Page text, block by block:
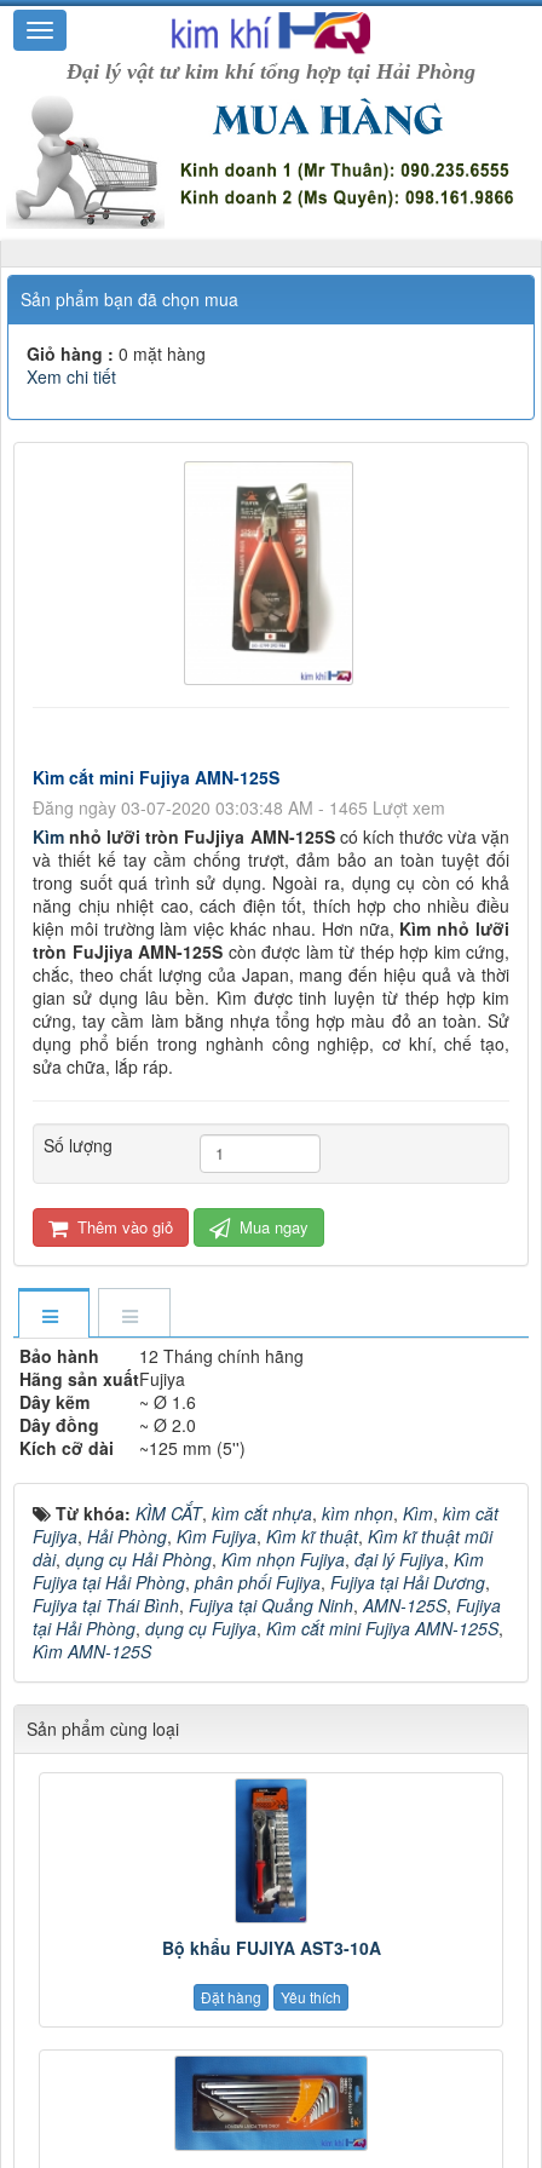
Đại lý vật tư kim khí tổng hợp tại Hải Phòng
Sản phẩm bạn đã chọn mua
Giỏ hàng : 0 mặt hàng
Xem chi tiết
Kìm cắt mini Fujiya AMN-125S
Đăng ngày 03-07-2020 03:03:48 AM - 1465 Lượt xem
Kìm nhỏ lưỡi tròn FuJjiya AMN-125Scó kích thước vừa vặn
và thiết kế tay cầm chống trượt, đảm bảo an toàn tuyệt đối
trong suốt quá trình sử dụng. Ngoài ra, dụng cụ còn có khả
năng chịu nhiệt cao, cách điện tốt, thích hợp cho nhiều điều
kiện môi trường làm việc khác nhau. Hơn nữa, Kìm nhỏ lưỡi
tròn FuJjiya AMN-125S còn được làm từ thép hợp kim cứng,
chắc, theo chất lượng của Japan, mang đến hiệu quả và thời
gian sử dụng lâu bền. Kìm được tinh luyện từ thép hợp kim
cứng, tay cầm làm bằng nhựa tổng hợp màu đỏ an toàn. Sử
dụng phổ biến trong nghành công nghiệp, cơ khí, chế tạo,
sửa chữa, lắp ráp.
Số lượng
Thêm vào giỏ Mua ngay
Bảo hành
12 Tháng chính hãng
Hãng sản xuấtFujiya
Dây kẽm
~ Ø 1.6
Dây đồng
~ Ø 2.0
Kích cỡ dài
~125 mm (5'')
Từ khóa: KÌM CẮT, kìm cắt nhựa, kìm nhọn, Kìm, kìm căt
Fujiya, Hải Phòng, Kìm Fujiya, Kìm kĩ thuật, Kìm kĩ thuật mũi
dài, dụng cụ Hải Phòng, Kìm nhọn Fujiya, đại lý Fujiya, Kìm
Fujiya tại Hải Phòng, phân phối Fujiya, Fujiya tại Hải Dương,
Fujiya tại Thái Bình, Fujiya tại Quảng Ninh, AMN-125S, Fujiya
tại Hải Phòng, dụng cụ Fujiya, Kìm cắt mini Fujiya AMN-125S,
Kìm AMN-125S
Sản phẩm cùng loại
Bộ khẩu FUJIYA AST3-10A
Đặt hàng Yêu thích